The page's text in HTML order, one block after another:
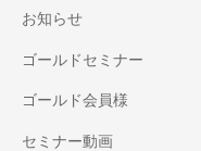
お知らせ
ゴールドセミナー
ゴールド会員様
セミナー動画